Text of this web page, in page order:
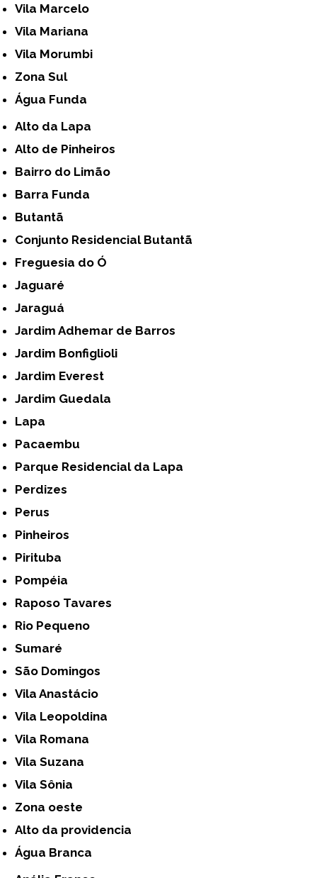
Vila Marcelo
Vila Mariana
Vila Morumbi
Zona Sul
Água Funda
Alto da Lapa
Alto de Pinheiros
Bairro do Limão
Barra Funda
Butantã
Conjunto Residencial Butantã
Freguesia do Ó
Jaguaré
Jaraguá
Jardim Adhemar de Barros
Jardim Bonfiglioli
Jardim Everest
Jardim Guedala
Lapa
Pacaembu
Parque Residencial da Lapa
Perdizes
Perus
Pinheiros
Pirituba
Pompéia
Raposo Tavares
Rio Pequeno
Sumaré
São Domingos
Vila Anastácio
Vila Leopoldina
Vila Romana
Vila Suzana
Vila Sônia
Zona oeste
alto da providencia
Água Branca